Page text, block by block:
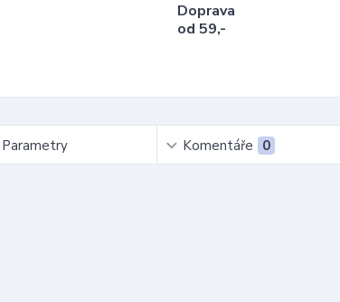
Doprava
od 59,-
Parametry Komentáře 0